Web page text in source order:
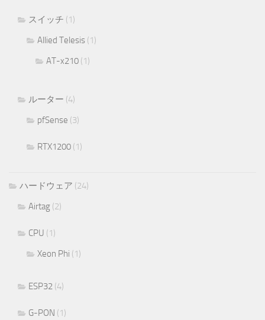
スイッチ (1)
Allied Telesis (1)
AT-x210 (1)
ルーター (4)
pfSense (3)
RTX1200 (1)
ハードウェア (24)
Airtag (2)
CPU (1)
Xeon Phi (1)
ESP32 (4)
G-PON (1)